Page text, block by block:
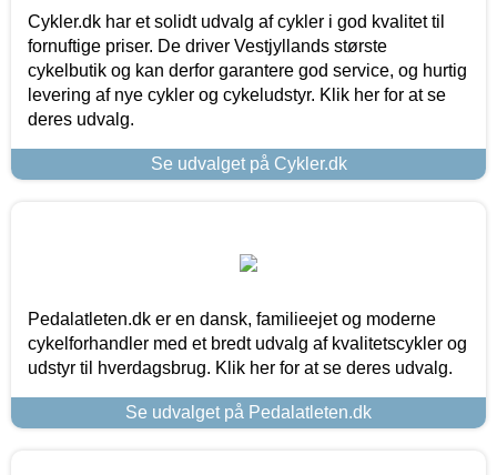
Cykler.dk har et solidt udvalg af cykler i god kvalitet til
fornuftige priser. De driver Vestjyllands største
cykelbutik og kan derfor garantere god service, og hurtig
levering af nye cykler og cykeludstyr. Klik her for at se
deres udvalg.
Se udvalget på Cykler.dk
Pedalatleten.dk er en dansk, familieejet og moderne
cykelforhandler med et bredt udvalg af kvalitetscykler og
udstyr til hverdagsbrug. Klik her for at se deres udvalg.
Se udvalget på Pedalatleten.dk